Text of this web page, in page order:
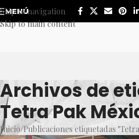
Skip to navigation
Skip to main content
MENÚ
Archivos de
Tetra Pak
Inicio Publicaciones etiquetadas